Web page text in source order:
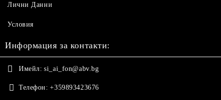
Лични Данни
Условия
Информация за контакти:
Имейл: si_ai_fon@abv.bg
Телефон: +359893423676